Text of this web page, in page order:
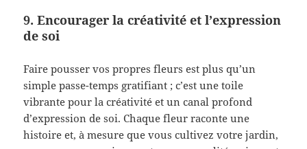
9. Encourager la créativité et l’expression
de soi
Faire pousser vos propres fleurs est plus qu’un
simple passe-temps gratifiant ; c’est une toile
vibrante pour la créativité et un canal profond
d’expression de soi. Chaque fleur raconte une
histoire et, à mesure que vous cultivez votre jardin,